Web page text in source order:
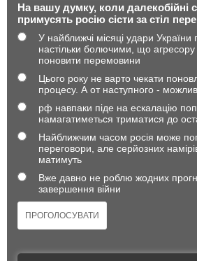
На вашу думку, коли далекобійні
примусять росію сісти за стіл
У найближчі місяці удари України
настільки болючими, що агресору
поновити перемовини
Цього року не варто чекати
процесу. А от наступного -
рф навпаки піде на ескалацію
намагатиметься триматися до
Найближчим часом росія може
переговори, але серйозних
матимуть
Вже давно не роблю жодних
завершення війни